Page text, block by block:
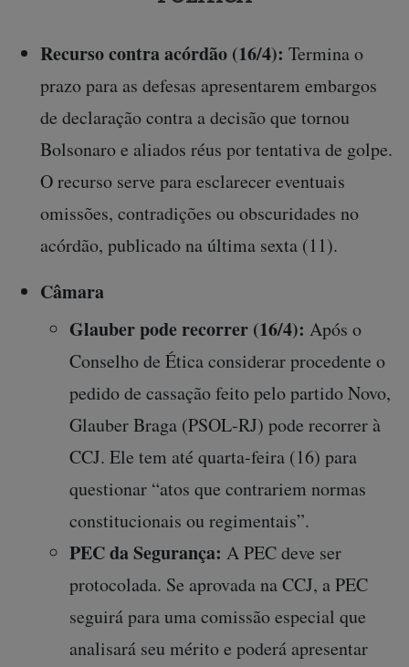
Recurso contra acórdão (16/4): Termina o
prazo para as defesas apresentarem embargos
de declaração contra a decisão que tornou
Bolsonaro e aliados réus por tentativa de golpe.
O recurso serve para esclarecer eventuais
omissões, contradições ou obscuridades no
acórdão, publicado na última sexta (11).
Câmara
Glauber pode recorrer (16/4): Após o
Conselho de Ética considerar procedente o
pedido de cassação feito pelo partido Novo,
Glauber Braga (PSOL-RJ) pode recorrer à
CCJ. Ele tem até quarta-feira (16) para
questionar “atos que contrariem normas
constitucionais ou regimentais”.
PEC da Segurança: A PEC deve ser
protocolada. Se aprovada na CCJ, a PEC
seguirá para uma comissão especial que
analisará seu mérito e poderá apresentar